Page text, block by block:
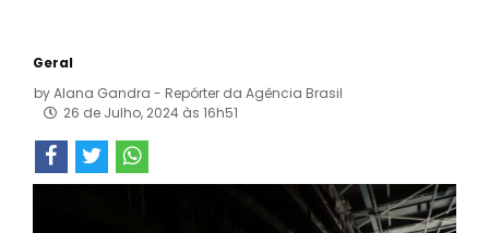
Geral
byAlana Gandra - Repórter da Agência Brasil
26 de Julho, 2024 às 16h51